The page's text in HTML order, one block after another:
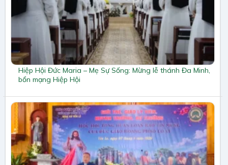
Hiệp Hội Đức Maria – Mẹ Sự Sống: Mừng lễ thánh Đa Minh,
bổn mạng Hiệp Hội